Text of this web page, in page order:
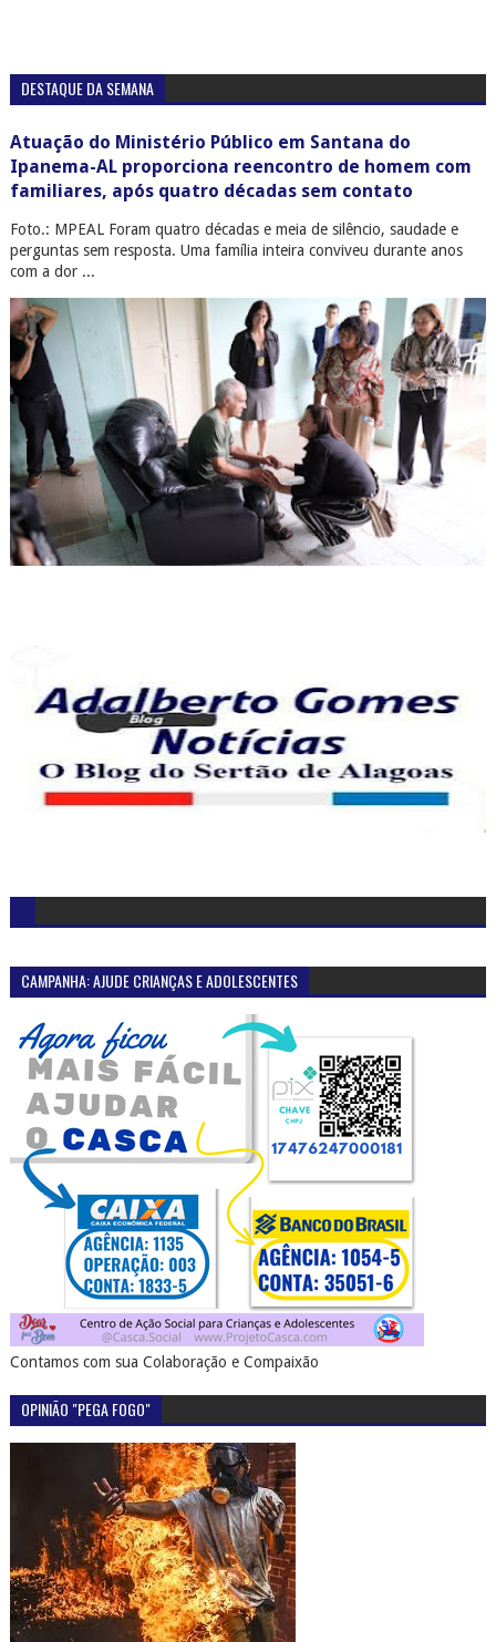
DESTAQUE DA SEMANA
Atuação do Ministério Público em Santana do
Ipanema-AL proporciona reencontro de homem com
familiares, após quatro décadas sem contato
Foto.: MPEAL Foram quatro décadas e meia de silêncio, saudade e
perguntas sem resposta. Uma família inteira conviveu durante anos
com a dor ...
CAMPANHA: AJUDE CRIANÇAS E ADOLESCENTES
Contamos com sua Colaboração e Compaixão
OPINIÃO "PEGA FOGO"